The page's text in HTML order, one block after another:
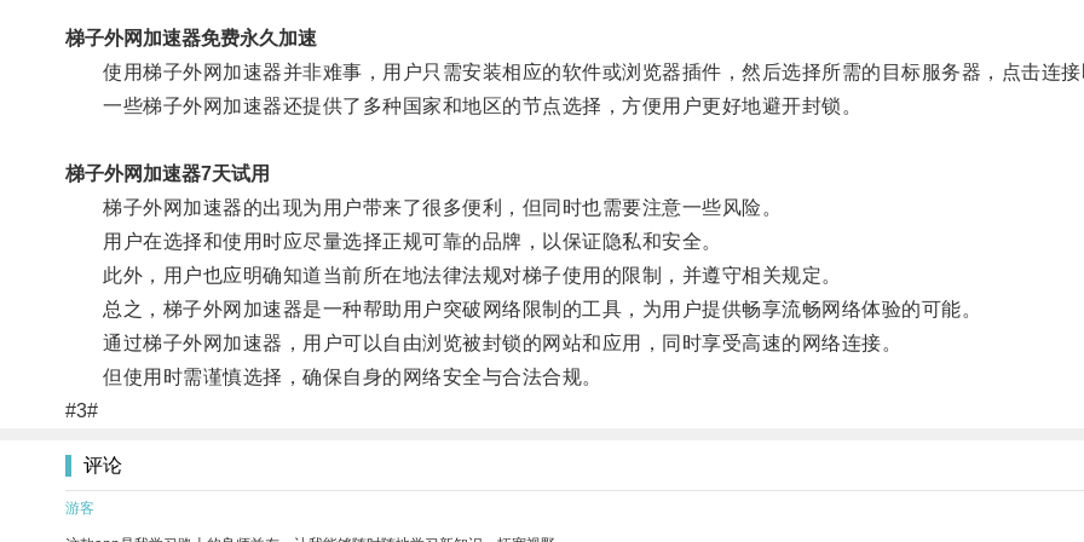
梯子外网加速器免费永久加速
使用梯子外网加速器并非难事，用户只需安装相应的软件或浏览器插件，然后选择所需的目标服务器，点击连
一些梯子外网加速器还提供了多种国家和地区的节点选择，方便用户更好地避开封锁。
梯子外网加速器7天试用
梯子外网加速器的出现为用户带来了很多便利，但同时也需要注意一些风险。
用户在选择和使用时应尽量选择正规可靠的品牌，以保证隐私和安全。
此外，用户也应明确知道当前所在地法律法规对梯子使用的限制，并遵守相关规定。
总之，梯子外网加速器是一种帮助用户突破网络限制的工具，为用户提供畅享流畅网络体验的可能。
通过梯子外网加速器，用户可以自由浏览被封锁的网站和应用，同时享受高速的网络连接。
但使用时需谨慎选择，确保自身的网络安全与合法合规。
#3#
评论
游客